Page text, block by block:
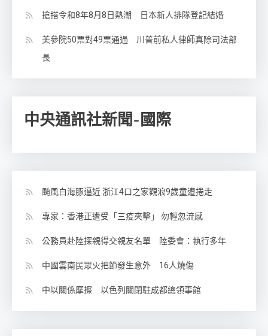
搶搭令和8年8月8日熱潮 日本新人排隊登記結婚
美參院50票對49票通過 川普前私人律師真除司法部
長
中央通訊社新聞-國際
颱風白海豚逼近 浙江4口之家觀浪9歲童遭捲走
專家：香港正遭受「三疫夾擊」 勿輕忽流感
公務員赴陸探親得交親友名單 陸委會：執行多年
中國雲南民眾火把節發生意外 16人燒傷
中以關係摩擦 以色列關閉駐成都總領事館